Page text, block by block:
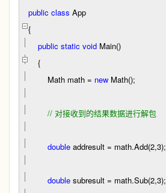
public class App
{
public static void Main()
{
Math math = new Math();
// 对接收到的结果数据进行解包
double addresult = math.Add(2,3);
double subresult = math.Sub(2,3);